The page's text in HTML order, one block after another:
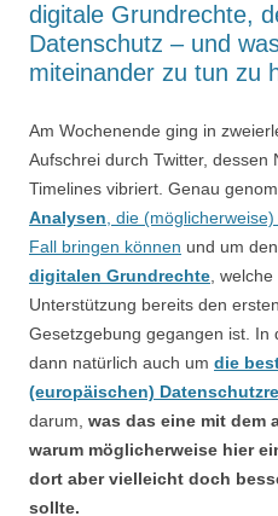
digitale Grundrechte,
Datenschutz – und
miteinander zu tun zu
Am Wochenende ging in
Aufschrei durch Twitter, dessen
Timelines vibriert. Genau
Analysen , die
Fall bringen können und um
digitalen Grundrechte ,
Unterstützung bereits den
Gesetzgebung gegangen ist.
dann natürlich auch um die
(europäischen)
darum, was das eine mit dem
warum möglicherweise hier
dort aber vielleicht doch
sollte.